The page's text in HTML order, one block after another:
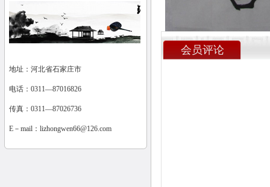
地址：河北省石家庄市
电话：0311—87016826
传真：0311—87026736
E－mail： lizhongwen66@126.com
会员评论